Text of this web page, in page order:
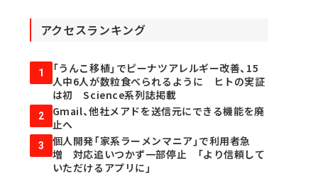
アクセスランキング
1
「うんこ移植」でピーナツアレルギー改善、15
人中6人が数粒食べられるように ヒトの実証
は初 Science系列誌掲載
2
Gmail、他社メアドを送信元にできる機能を廃
止へ
3
個人開発「家系ラーメンマニア」で利用者急
増 対応追いつかず一部停止 「より信頼して
いただけるアプリに」